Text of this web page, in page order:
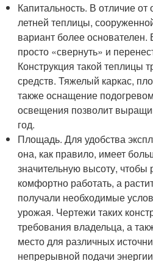
Капитальность. В отличие
летней теплицы,
вариант более основателен.
просто «свернуть» и
Конструкция такой теплицы
средств. Тяжелый каркас,
также оснащение
освещения позволит
год.
Площадь. Для удобства
она, как правило, имеет
значительную высоту,
комфортно работать, а
получали необходимые
урожая. Чертежи таких
требования владельца, а
место для различных
непрерывной подачи